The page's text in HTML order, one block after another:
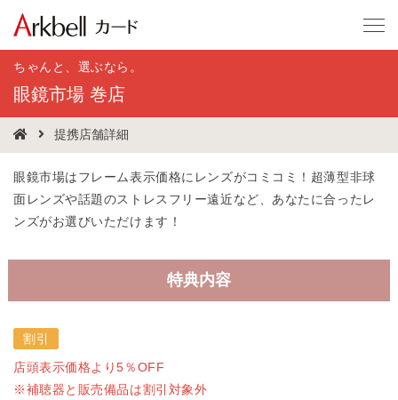
ちゃんと、選ぶなら。
眼鏡市場 巻店
提携店舗詳細
眼鏡市場はフレーム表示価格にレンズがコミコミ！超薄型非球
面レンズや話題のストレスフリー遠近など、あなたに合ったレ
ンズがお選びいただけます！
特典内容
割引
店頭表示価格より5％OFF
※補聴器と販売備品は割引対象外